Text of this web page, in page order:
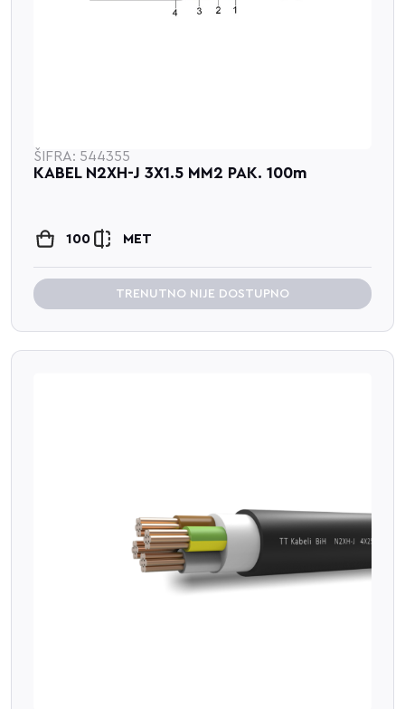
ŠIFRA: 544355
KABEL N2XH-J 3X1.5 MM2 PAK. 100m
100 MET
TRENUTNO NIJE DOSTUPNO